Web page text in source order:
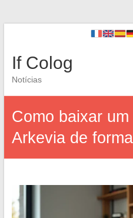
If Colog
Notícias
Como baixar
Arkevia de